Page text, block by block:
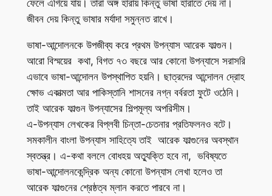
ফেলে এগিয়ে যায়। তারা অঙ্গ হারায় কিন্তু ভাষা হারাতে দেয় না।
জীবন দেয় কিন্তু ভাষার মর্যাদা সমুন্নত রাখে।
ভাষা-আন্দোলনকে উপজীব্য করে প্রথম উপন্যাস আরেক ফাল্গুন।
আরো বিস্ময়ের কথা, বিগত ৭৩ বছরে আর কোনো উপন্যাসে সরাসরি
এভাবে ভাষা-আন্দোলন উপস্থাপিত হয়নি। ছাত্রদের আন্দোলন দ্রোহ
ক্ষোভ একাত্মতা আর পাকিস্তানি শাসনের নগ্ন বর্বরতা ফুটে ওঠেনি।
তাই আরেক ফাল্গুন উপন্যাসের শিল্পমূল্য অপরিসীম।
এ-উপন্যাস লেখকের বিপ্লবী চিন্তা-চেতনার প্রতিফলনও বটে।
সমকালীন বাংলা উপন্যাস সাহিত্যে তাই আরেক ফাল্গুনের অবস্থান
স্বতন্ত্র। এ-কথা বললে বোধহয় অত্যুক্তি হবে না, ভবিষ্যতে
ভাষা-আন্দোলনকেন্দ্রিক অন্য কোনো উপন্যাস লেখা হলেও তা
আরেক ফাল্গুনের শ্রেষ্ঠত্ব ম্লান করতে পারবে না।